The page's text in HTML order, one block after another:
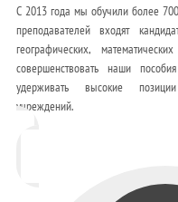
С 2013 года мы обучили более
преподавателей входят
географических,
совершенствовать наши
удерживать высокие
учреждений.